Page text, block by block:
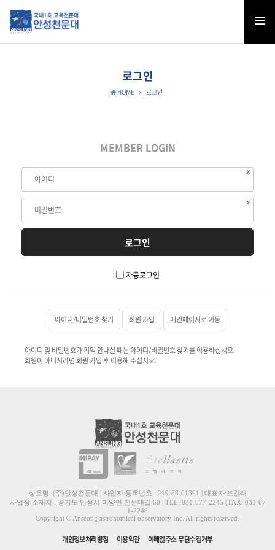
로그인
HOME 로그인
MEMBER LOGIN
자동로그인
아이디/비밀번호 찾기 회원 가입 메인페이지로 이동
아이디 및 비밀번호가 기억 안나실 때는 아이디/비밀번호 찾기를 이용하십시오.
회원이 아니시라면 회원 가입 후 이용해 주십시오.
상호명: (주)안성천문대 | 사업자 등록번호 : 219-88-01391 | 대표자:조길래
사업장 소재지 : 경기도 안성시 미양면 천문대길 60 | TEL. 031-677-2245 | FAX. 031-67
1-2246
Copyright © Anseong astronomical observatory Inc. All rights reserved.
개인정보처리방침 이용약관 이메일주소 무단수집거부